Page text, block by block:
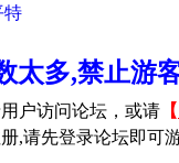
特
太多,禁止
户访问论坛，或请 【
,请先登录论坛即可